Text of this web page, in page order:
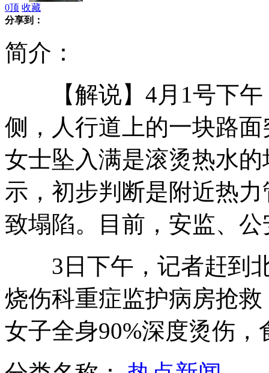
63岁飞机维修师巧手雕刻鸡蛋
欧冠:巴萨3:1AC米兰晋级四强
新鸿基郭氏兄弟被拘捕后首公开表态
记者探秘殡葬用品价格
各地掀起绿色祭扫风 鲜花卡片寄哀思
0顶 收藏
分享到：
简介：
【解说】4月1号下午
侧，人行道上的一块路
女士坠入满是滚烫热水
示，初步判断是附近热
致塌陷。目前，安监、
3日下午，记者赶到北
烧伤科重症监护病房抢
女子全身90%深度烫伤